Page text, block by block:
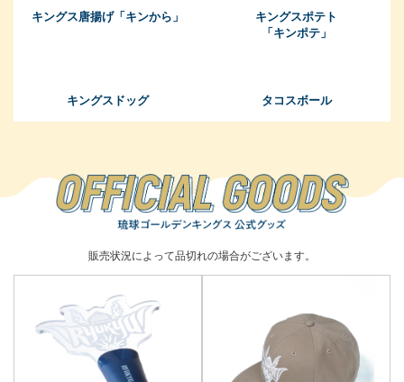
キングス唐揚げ「キンから」
キングスポテト
「キンポテ」
キングスドッグ タコスボール
販売状況によって品切れの場合がございます。